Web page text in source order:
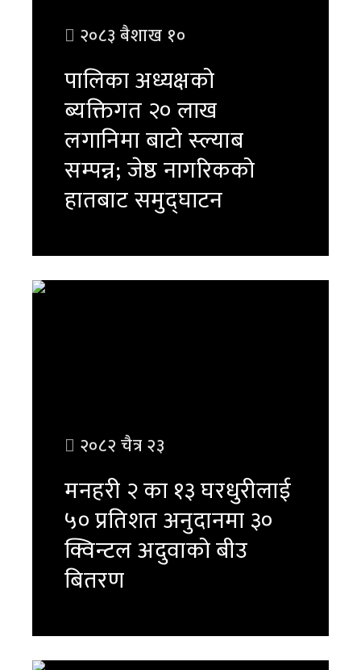
२०८३ बैशाख १०
पालिका अध्यक्षको
ब्यक्तिगत २० लाख
लगानिमा बाटो स्ल्याब
सम्पन्न; जेष्ठ नागरिकको
हातबाट समुद्घाटन
२०८२ चैत्र २३
मनहरी २ का १३ घरधुरीलाई
५० प्रतिशत अनुदानमा ३०
क्विन्टल अदुवाको बीउ
बितरण